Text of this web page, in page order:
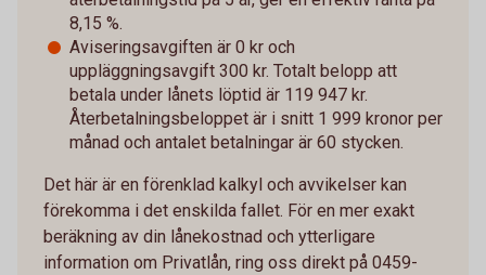
8,15 %.
Aviseringsavgiften är 0 kr och
uppläggningsavgift 300 kr. Totalt belopp att
betala under lånets löptid är 119 947 kr.
Återbetalningsbeloppet är i snitt 1 999 kronor per
månad och antalet betalningar är 60 stycken.
Det här är en förenklad kalkyl och avvikelser kan
förekomma i det enskilda fallet. För en mer exakt
beräkning av din lånekostnad och ytterligare
information om Privatlån, ring oss direkt på 0459-